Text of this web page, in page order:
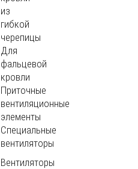
из
гибкой
черепицы
Для
фальцевой
кровли
Приточные
вентиляционные
элементы
Специальные
вентиляторы
Вентиляторы